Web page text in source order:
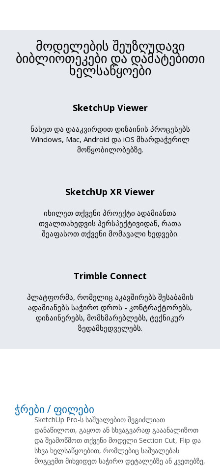
მოდელების შეუზღუდავი
ბიბლიოთეკები და დამატებითი
ხელსაწყოები
SketchUp Viewer
ნახეთ და დააკვირდით დიზაინის პროცესებს
Windows, Mac, Android და iOS მხარდაჭერილ
მოწყობილობებზე.
SketchUp XR Viewer
იხილეთ თქვენი პროექტი ადამიანთა
თვალთახედვის პერსპექტივიდან, რათა
შეაფასოთ თქვენი მომავალი ხედვები.
Trimble Connect
პლატფორმა, რომელიც აკავშირებს შესაბამის
ადამიანებს საჭირო დროს - კონტრაქტორებს,
დიზაინერებს, მომხმარებლებს, ტექნიკურ
ზედამხედველებს.
ჭრები / ფილები
SketchUp Pro-ს საშუალებით შეგიძლიათ
დანაწილოთ, გაყოთ ან სხვაგვარად გააანალიზოთ
და შეამოწმოთ თქვენი მოდელი Section Cut, Flip და
სხვა ხელსაწყოებით, რომლებიც საშუალებას
მოგცემთ მიხვიდეთ საჭირო დეტალებზე ან კვეთებზე,